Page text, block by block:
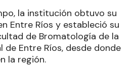
la institución obtuvo su
Entre Ríos y estableció su
de Bromatología de la
de Entre Ríos, desde donde
la región.